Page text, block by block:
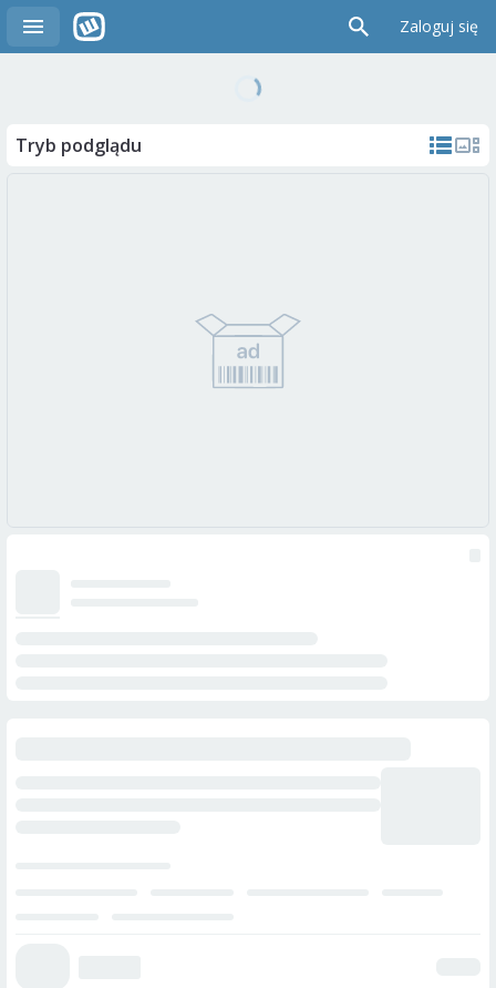
Zaloguj się
Tryb podglądu